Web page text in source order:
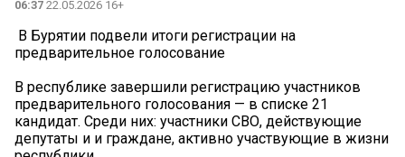
06:37 22.05.2026 16+
️ В Бурятии подвели итоги регистрации на
предварительное голосование
В республике завершили регистрацию участников
предварительного голосования — в списке 21
кандидат. Среди них: участники СВО, действующие
депутаты и и граждане, активно участвующие в жизни